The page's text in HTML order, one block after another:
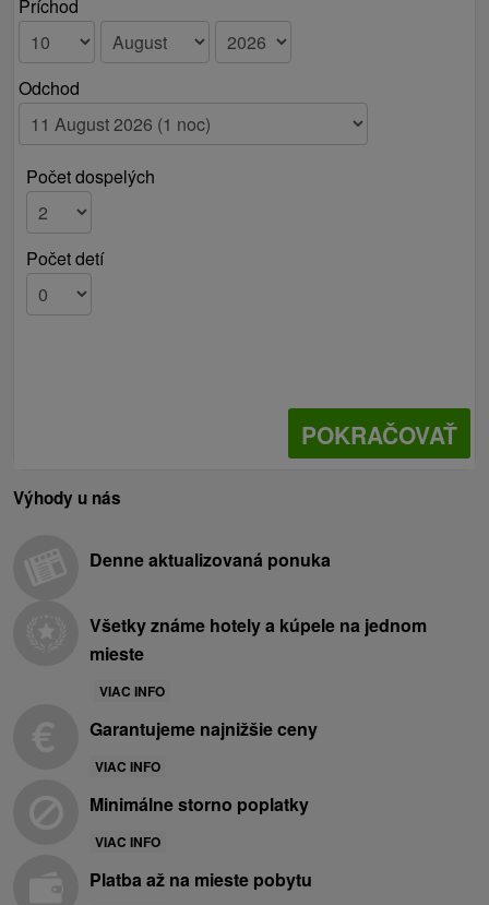
Príchod
Odchod
Počet dospelých
Počet detí
POKRAČOVAŤ
Výhody u nás
Denne aktualizovaná ponuka
Všetky známe hotely a kúpele na jednom
mieste
VIAC INFO
Garantujeme najnižšie ceny
VIAC INFO
Minimálne storno poplatky
VIAC INFO
Platba až na mieste pobytu